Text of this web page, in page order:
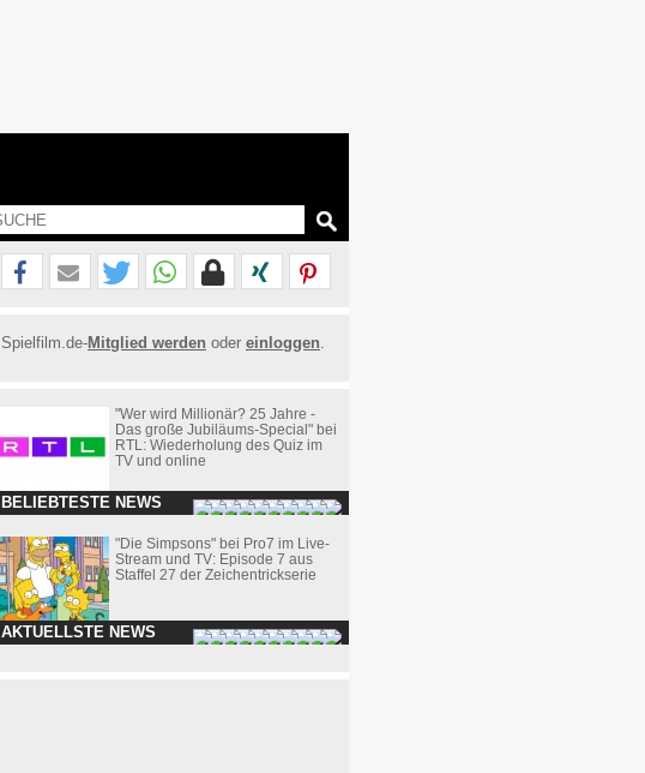
Spielfilm.de-Mitglied werden oder einloggen.
"Wer wird Millionär? 25 Jahre -
Das große Jubiläums-Special" bei
RTL: Wiederholung des Quiz im
TV und online
BELIEBTESTE NEWS
"Die Simpsons" bei Pro7 im Live-
Stream und TV: Episode 7 aus
Staffel 27 der Zeichentrickserie
AKTUELLSTE NEWS